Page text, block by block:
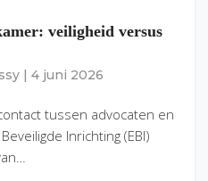
veiligheid versus
4 juni 2026
tussen advocaten en
Inrichting (EBI)